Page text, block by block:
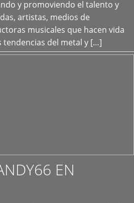
y promoviendo el talento y
artistas, medios de
musicales que hacen vida
del metal y […]
EN